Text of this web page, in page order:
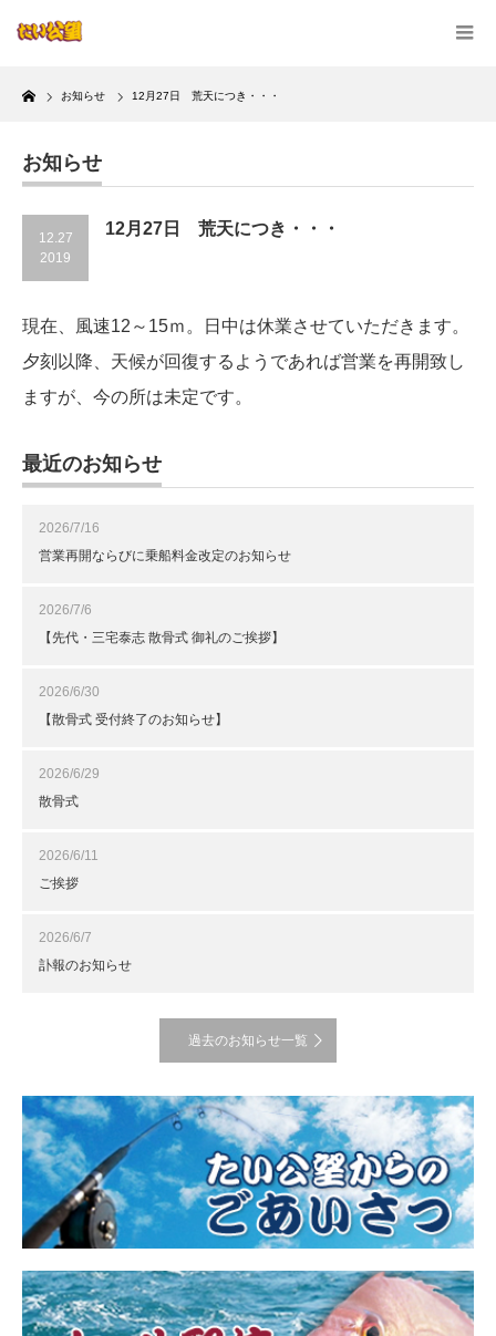
Home
お知らせ 12月27日 荒天につき・・・
お知らせ
12.27
2019
12月27日 荒天につき・・・
現在、風速12～15ｍ。日中は休業させていただきます。
夕刻以降、天候が回復するようであれば営業を再開致し
ますが、今の所は未定です。
最近のお知らせ
2026/7/16
営業再開ならびに乗船料金改定のお知らせ
2026/7/6
【先代・三宅泰志 散骨式 御礼のご挨拶】
2026/6/30
【散骨式 受付終了のお知らせ】
2026/6/29
散骨式
2026/6/11
ご挨拶
2026/6/7
訃報のお知らせ
過去のお知らせ一覧